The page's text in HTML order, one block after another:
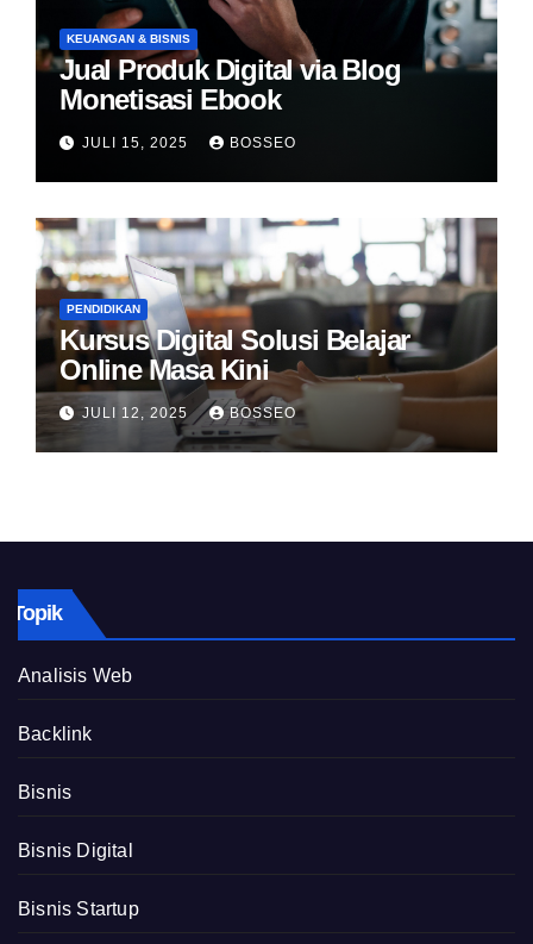
KEUANGAN & BISNIS
Jual Produk Digital via Blog
Monetisasi Ebook
JULI 15, 2025 BOSSEO
PENDIDIKAN
Kursus Digital Solusi Belajar
Online Masa Kini
JULI 12, 2025 BOSSEO
Topik
Analisis Web
Backlink
Bisnis
Bisnis Digital
Bisnis Startup